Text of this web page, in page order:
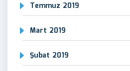
Temmuz 2019
Mart 2019
Şubat 2019